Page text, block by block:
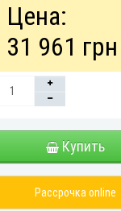
Цена:
31 961 грн
Купить
Рассрочка online